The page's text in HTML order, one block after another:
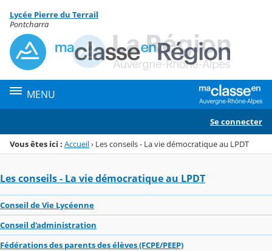
Menu de la rubrique
Contenu
Lycée Pierre du Terrail
Pontcharra
MENU
Se connecter
Vous êtes ici : Accueil› Les conseils - La vie démocratique au LPDT
Les conseils - La vie démocratique au LPDT
Conseil de Vie Lycéenne
Conseil d'administration
Fédérations des parents des élèves (FCPE/PEEP)